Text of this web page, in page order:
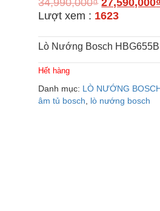
Lượt xem : 1623
Lò Nướng Bosch
Hết hàng
Danh mục: LÒ NƯỚNG
âm tủ bosch
lò nướng bosch